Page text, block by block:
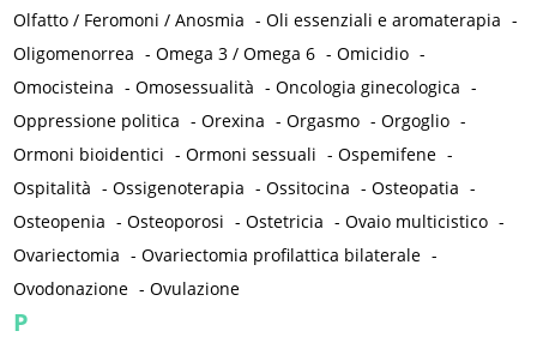
Olfatto / Feromoni / Anosmia -Oli essenziali e aromaterapia -
Oligomenorrea -Omega 3 / Omega 6 -Omicidio -
Omocisteina -Omosessualità -Oncologia ginecologica -
Oppressione politica -Orexina -Orgasmo -Orgoglio -
Ormoni bioidentici -Ormoni sessuali -Ospemifene -
Ospitalità -Ossigenoterapia -Ossitocina -Osteopatia -
Osteopenia -Osteoporosi -Ostetricia -Ovaio multicistico -
Ovariectomia -Ovariectomia profilattica bilaterale -
Ovodonazione -Ovulazione
P